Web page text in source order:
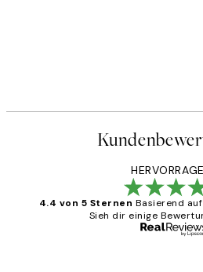
4.4 von 5 Sternen Basierend
Sieh dir einige